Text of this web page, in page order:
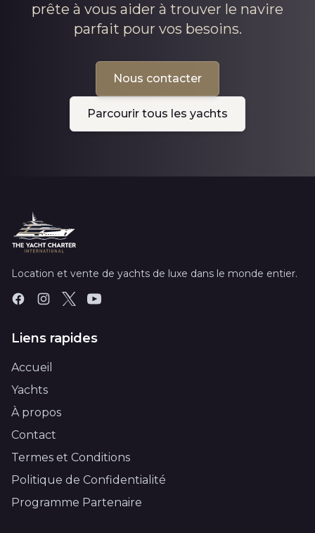
prête à vous aider à trouver le navire
parfait pour vos besoins.
Nous contacter
Parcourir tous les yachts
Location et vente de yachts de luxe dans le monde entier.
Liens rapides
Accueil
Yachts
À propos
Contact
Termes et Conditions
Politique de Confidentialité
Programme Partenaire